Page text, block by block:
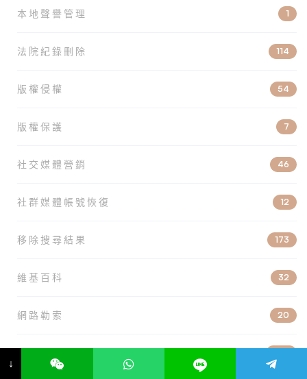
本地聲譽管理 1
法院紀錄刪除 114
版權侵權 54
版權保護 7
社交媒體營銷 46
社群媒體帳號恢復 12
移除搜尋結果 173
維基百科 32
網路勒索 20
↓